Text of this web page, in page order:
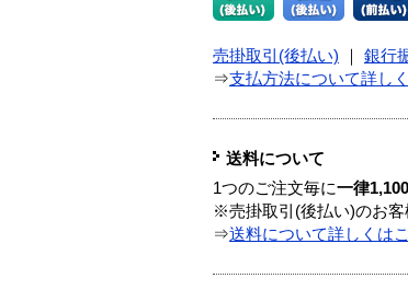
売掛取引(後払い) 銀行
⇒支払方法について詳し
送料について
1つのご注文毎に一律
※売掛取引(後払い)のお客
⇒送料について詳しくは